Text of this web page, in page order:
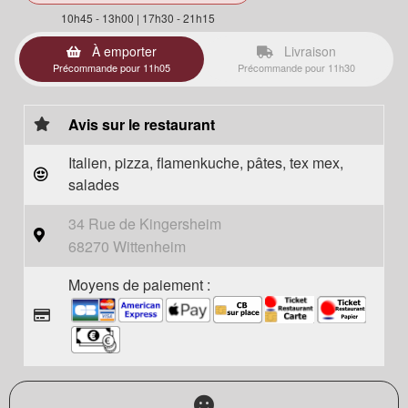
10h45 - 13h00 | 17h30 - 21h15
À emporter
Précommande pour 11h05
Livraison
Précommande pour 11h30
Avis sur le restaurant
Italien, pizza, flamenkuche, pâtes, tex mex,
salades
34 Rue de Kingersheim
68270 Wittenheim
Moyens de paiement :